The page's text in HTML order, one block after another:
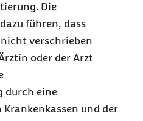
Die
führen, dass
verschrieben
oder der Arzt
durch eine
und der